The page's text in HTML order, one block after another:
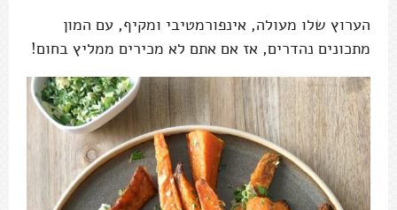
הערוץ שלו מעולה, אינפורמטיבי ומקיף, עם המון
מתכונים נהדרים, אז אם אתם לא מכירים ממליץ בחום!